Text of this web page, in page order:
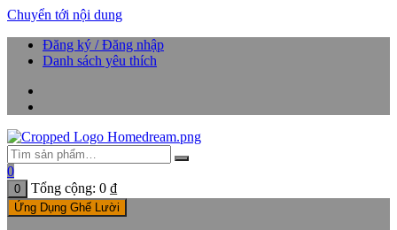
Chuyển tới nội dung
Đăng ký / Đăng nhập
Danh sách yêu thích
0
0 Tổng cộng: 0 ₫
Ứng Dụng Ghế Lười